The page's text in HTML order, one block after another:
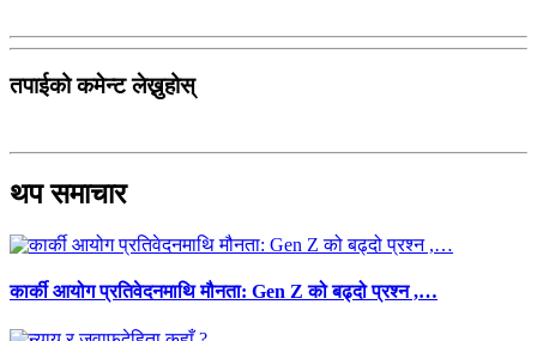
तपाईको कमेन्ट लेख्नुहोस्
थप समाचार
कार्की आयोग प्रतिवेदनमाथि मौनता: Gen Z को बढ्दो प्रश्न ,…